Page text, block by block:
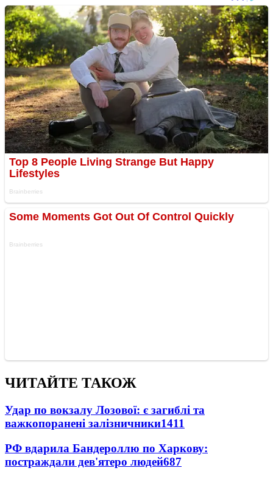
ЧИТАЙТЕ ТАКОЖ
Удар по вокзалу Лозової: є загиблі та
важкопоранені залізничники1411
РФ вдарила Бандероллю по Харкову:
постраждали дев'ятеро людей687